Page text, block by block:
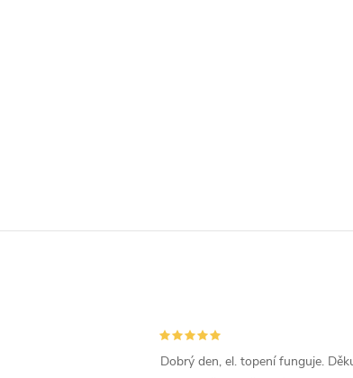
Dobrý den, el. topení funguje.